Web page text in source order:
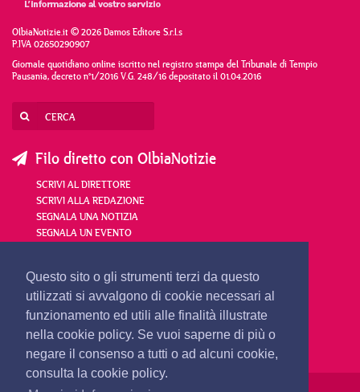
Questo sito o gli strumenti terzi da questo
utilizzati si avvalgono di cookie necessari al
funzionamento ed utili alle finalità illustrate
nella cookie policy. Se vuoi saperne di più o
negare il consenso a tutti o ad alcuni cookie,
consulta la cookie policy.
OlbiaNotizie.it © 2026 Damos Editore S.r.l.s
P.IVA 02650290907
Giornale quotidiano online iscritto nel registro stampa del Tribunale di Tempio
Pausania, decreto n°1/2016 V.G. 248/16 depositato il 01.04.2016
Filo diretto con OlbiaNotizie
SCRIVI AL DIRETTORE
SCRIVI ALLA REDAZIONE
SEGNALA UNA NOTIZIA
SEGNALA UN EVENTO
redazione@olbianotizie.it